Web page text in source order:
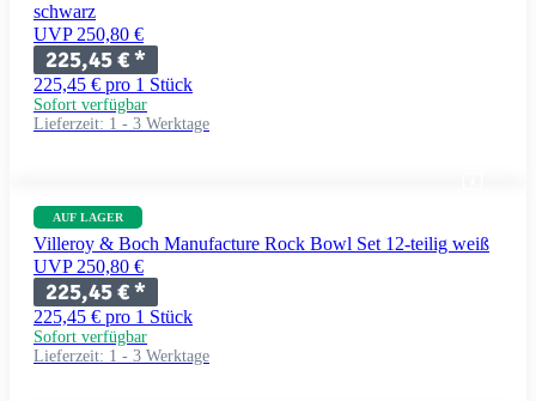
schwarz
UVP 250,80 €
225,45 €*
225,45 € pro 1 Stück
Sofort verfügbar
Lieferzeit: 1 - 3 Werktage
AUF LAGER
Villeroy & Boch Manufacture Rock Bowl Set 12-teilig weiß
UVP 250,80 €
225,45 €*
225,45 € pro 1 Stück
Sofort verfügbar
Lieferzeit: 1 - 3 Werktage